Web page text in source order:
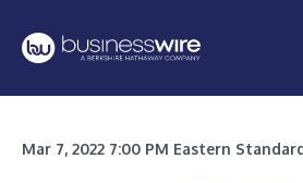
Mar 7, 2022 7:00 PM Eastern